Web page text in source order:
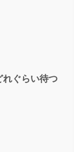
ぐらい待つ